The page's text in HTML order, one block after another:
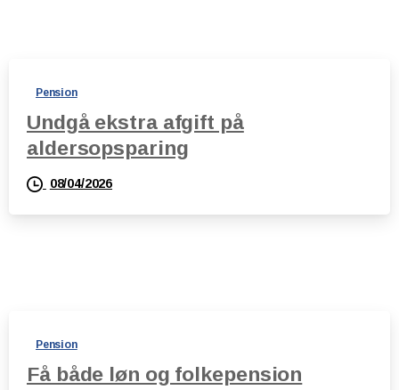
Pension
Undgå ekstra afgift på
aldersopsparing
08/04/2026
Pension
Få både løn og folkepension